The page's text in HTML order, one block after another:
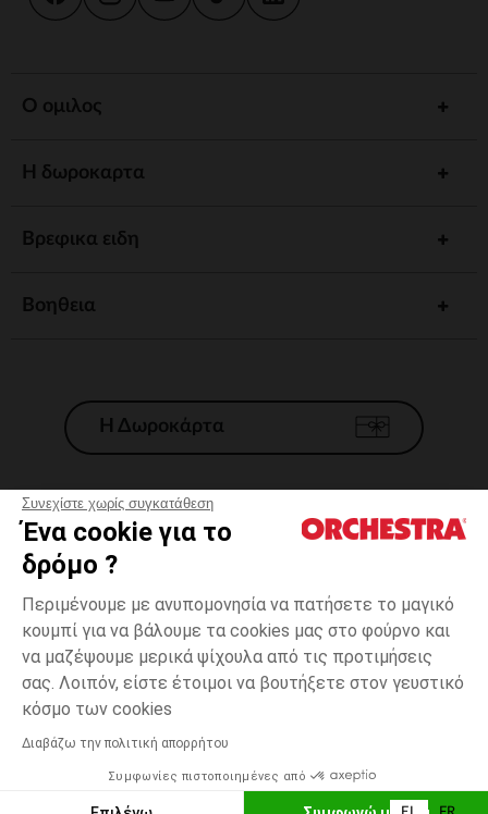
Συνεχίστε χωρίς συγκατάθεση
Ένα cookie για το
δρόμο ?
Περιμένουμε με ανυπομονησία να πατήσετε το μαγικό
κουμπί για να βάλουμε τα cookies μας στο φούρνο και
να μαζέψουμε μερικά ψίχουλα από τις προτιμήσεις
σας. Λοιπόν, είστε έτοιμοι να βουτήξετε στον γευστικό
κόσμο των cookies
Διαβάζω την πολιτική απορρήτου
Συμφωνίες πιστοποιημένες από
Ροζ
3
Δυνατότητα πληρωμής με
ΕΠΙΛΟΓΗ ΜΕΓΕΘΟΥΣ
Ο ομιλος
Η δωροκαρτα
Βρεφικα ειδη
Βοηθεια
Η Δωροκάρτα
Γενικοί 'Οροι Πώλησης
*Εμπορικες προσφορες
Προσωπικά δεδομένα
Διαχείρηση των cookies
Προσβασιμότητα: μη συμμορφούμενη
H Orchestra συμμετέχει στον κωδικά δεοντολογίας και στο σύστημα
μεσολάβησης της Γαλλικής Ομοσπονδίας Ηλεκτρονικού Εμπορίου.